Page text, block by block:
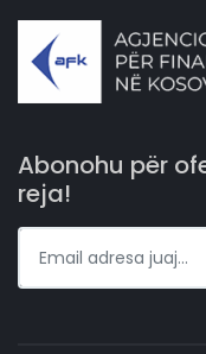
Abonohu për
reja!